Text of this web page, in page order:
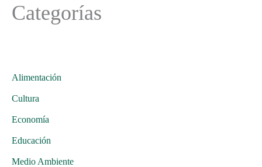
Categorías
Alimentación
Cultura
Economía
Educación
Medio Ambiente